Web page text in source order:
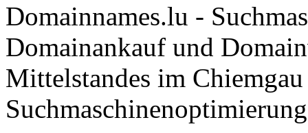
Domainnames.lu -
Domainankauf und
Mittelstandes im
Suchmaschinenoptimierung